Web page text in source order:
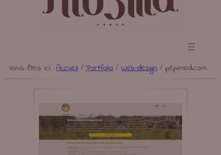
Vous êtes ici :Accueil/Portfolio/Web-design/ pepimed.com